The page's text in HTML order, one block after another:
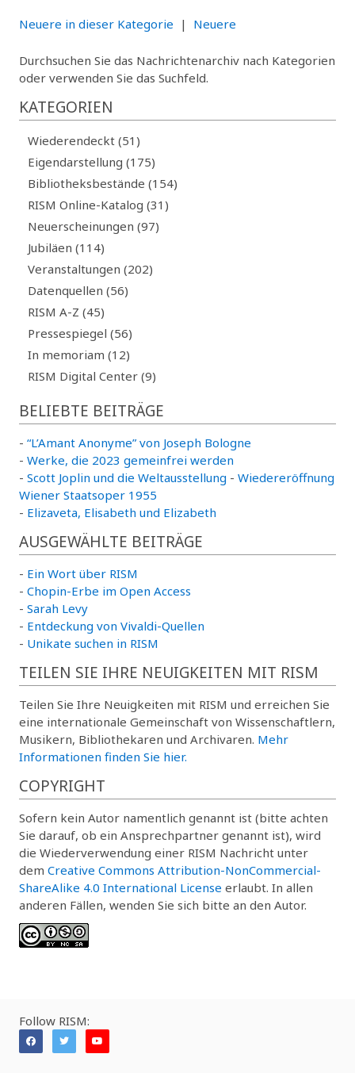
Neuere in dieser Kategorie | Neuere
Durchsuchen Sie das Nachrichtenarchiv nach Kategorien
oder verwenden Sie das Suchfeld.
KATEGORIEN
Wiederendeckt (51)
Eigendarstellung (175)
Bibliotheksbestände (154)
RISM Online-Katalog (31)
Neuerscheinungen (97)
Jubiläen (114)
Veranstaltungen (202)
Datenquellen (56)
RISM A-Z (45)
Pressespiegel (56)
In memoriam (12)
RISM Digital Center (9)
BELIEBTE BEITRÄGE
- “L’Amant Anonyme” von Joseph Bologne
- Werke, die 2023 gemeinfrei werden
- Scott Joplin und die Weltausstellung - Wiedereröffnung
Wiener Staatsoper 1955
- Elizaveta, Elisabeth und Elizabeth
AUSGEWÄHLTE BEITRÄGE
- Ein Wort über RISM
- Chopin-Erbe im Open Access
- Sarah Levy
- Entdeckung von Vivaldi-Quellen
- Unikate suchen in RISM
TEILEN SIE IHRE NEUIGKEITEN MIT RISM
Teilen Sie Ihre Neuigkeiten mit RISM und erreichen Sie
eine internationale Gemeinschaft von Wissenschaftlern,
Musikern, Bibliothekaren und Archivaren. Mehr
Informationen finden Sie hier.
COPYRIGHT
Sofern kein Autor namentlich genannt ist (bitte achten
Sie darauf, ob ein Ansprechpartner genannt ist), wird
die Wiederverwendung einer RISM Nachricht unter
dem Creative Commons Attribution-NonCommercial-
ShareAlike 4.0 International License erlaubt. In allen
anderen Fällen, wenden Sie sich bitte an den Autor.
Follow RISM: